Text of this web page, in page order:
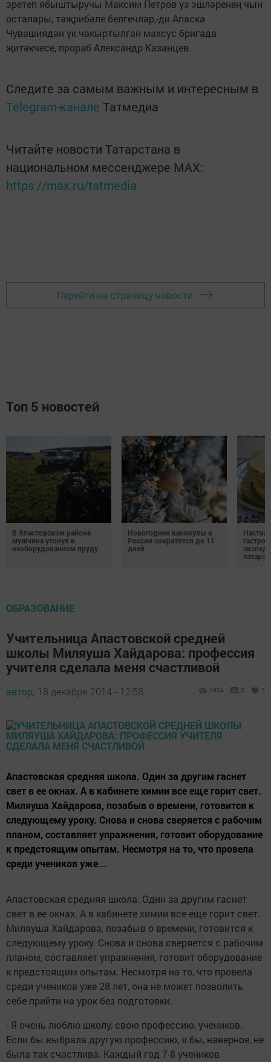
эретеп ябыштыручы Максим Петров үз эшләренең чын
осталары, тәҗрибәле белгечләр,-ди Апаска
Чувашиядән үк чакыртылган махсус бригада
җитәкчесе, прораб Александр Казанцев.
Следите за самым важным и интересным в
Telegram-канале Татмедиа
Читайте новости Татарстана в
национальном мессенджере MАХ:
https://max.ru/tatmedia
Перейти на страницу новости
Топ 5 новостей
В Апастовском районе
мужчина утонул в
необорудованном пруду
Новогодние каникулы в
России сократятся до 11
дней
ОБРАЗОВАНИЕ
Учительница Апастовской средней
школы Миляуша Хайдарова: профессия
учителя сделала меня счастливой
автор, 18 декабря 2014 - 12:58 1904 0 0
Апастовская средняя школа. Один за другим гаснет
свет в ее окнах. А в кабинете химии все еще горит свет.
Миляуша Хайдарова, позабыв о времени, готовится к
следующему уроку. Снова и снова сверяется с рабочим
планом, составляет упражнения, готовит оборудование
к предстоящим опытам. Несмотря на то, что провела
среди учеников уже...
Апастовская средняя школа. Один за другим гаснет
свет в ее окнах. А в кабинете химии все еще горит свет.
Миляуша Хайдарова, позабыв о времени, готовится к
следующему уроку. Снова и снова сверяется с рабочим
планом, составляет упражнения, готовит оборудование
к предстоящим опытам. Несмотря на то, что провела
среди учеников уже 28 лет, она не может позволить
себе прийти на урок без подготовки.
- Я очень люблю школу, свою профессию, учеников.
Если бы выбрала другую профессию, я бы, наверное, не
была так счастлива. Каждый год 7-8 учеников